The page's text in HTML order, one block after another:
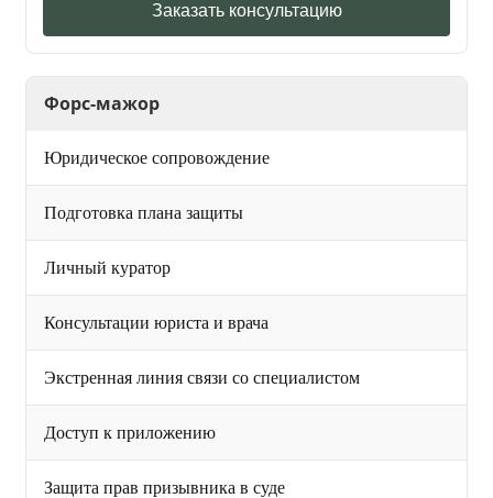
Заказать консультацию
Форс-мажор
Юридическое сопровождение
Подготовка плана защиты
Личный куратор
Консультации юриста и врача
Экстренная линия связи со специалистом
Доступ к приложению
Защита прав призывника в суде